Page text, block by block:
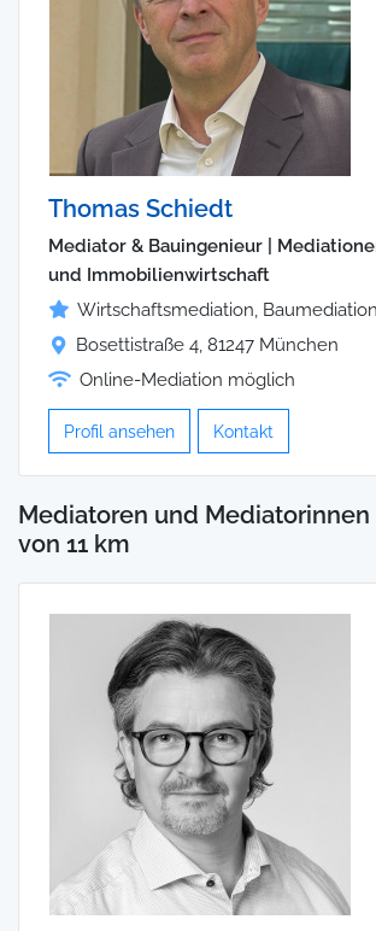
Thomas Schiedt
Mediator & Bauingenieur |
und Immobilienwirtschaft
Wirtschaftsmediation, Baumediation
Bosettistraße 4, 81247 München
Online-Mediation möglich
Profil ansehen Kontakt
Mediatoren und
von 11 km